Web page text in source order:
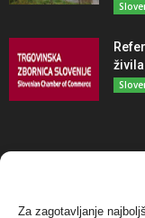
Za zagotavljanje
NAJBOLJ